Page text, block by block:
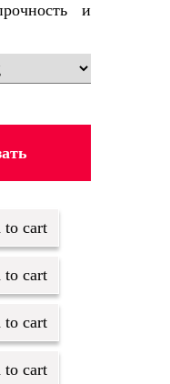
и
to cart
to cart
to cart
to cart